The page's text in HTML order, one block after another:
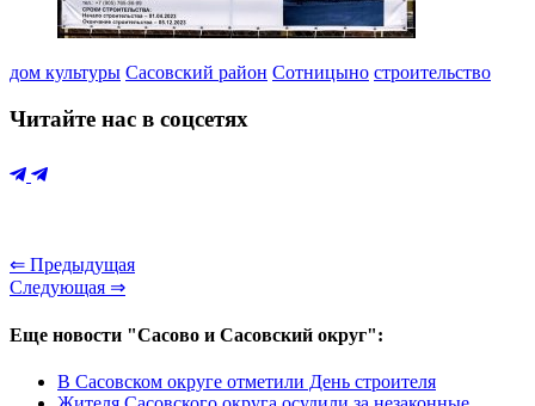
дом культуры Сасовский район Сотницыно строительство
Читайте нас в соцсетях
⇐ Предыдущая
Следующая ⇒
Еще новости "Сасово и Сасовский округ":
В Сасовском округе отметили День строителя